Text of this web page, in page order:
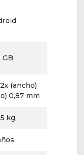
GB
(ancho)
0,87 mm
kg